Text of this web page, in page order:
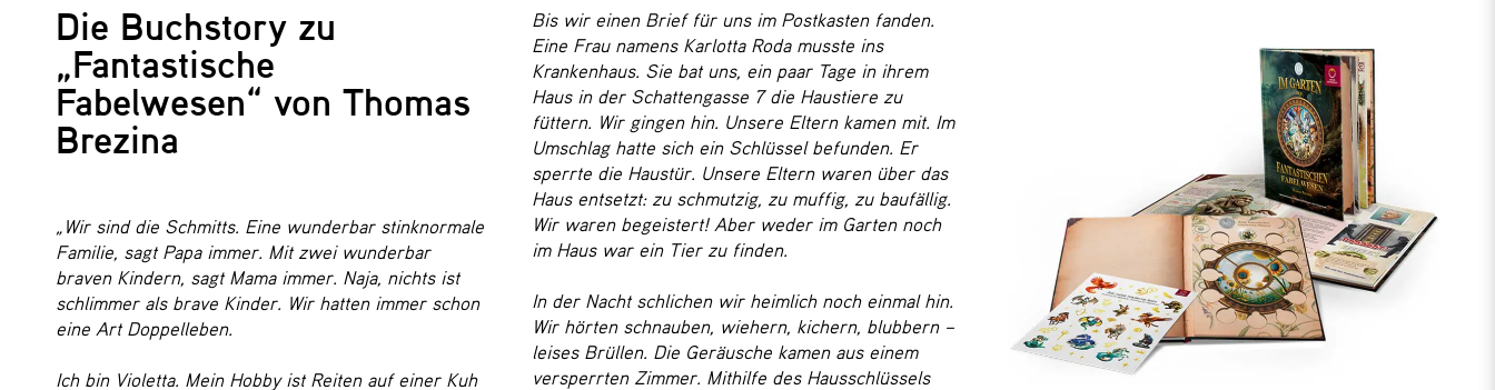
Die Buchstory zu
„Fantastische
Fabelwesen“ von Thomas
Brezina
„Wir sind die Schmitts. Eine wunderbar stinknormale
Familie, sagt Papa immer. Mit zwei wunderbar
braven Kindern, sagt Mama immer. Naja, nichts ist
schlimmer als brave Kinder. Wir hatten immer schon
eine Art Doppelleben.
Ich bin Violetta. Mein Hobby ist Reiten auf einer Kuh
Bis wir einen Brief für uns im Postkasten fanden.
Eine Frau namens Karlotta Roda musste ins
Krankenhaus. Sie bat uns, ein paar Tage in ihrem
Haus in der Schattengasse 7 die Haustiere zu
füttern. Wir gingen hin. Unsere Eltern kamen mit. Im
Umschlag hatte sich ein Schlüssel befunden. Er
sperrte die Haustür. Unsere Eltern waren über das
Haus entsetzt: zu schmutzig, zu muffig, zu baufällig.
Wir waren begeistert! Aber weder im Garten noch
im Haus war ein Tier zu finden.
In der Nacht schlichen wir heimlich noch einmal hin.
Wir hörten schnauben, wiehern, kichern, blubbern –
leises Brüllen. Die Geräusche kamen aus einem
versperrten Zimmer. Mithilfe des Hausschlüssels